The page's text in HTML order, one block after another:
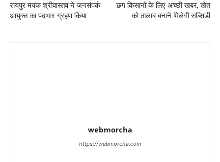
रायपुर मयंक श्रीवास्तव ने जनसंपर्क
आयुक्त का पदभार ग्रहण किया
छग किसानों के लिए अच्छी खबर, खेत
को तालाब बनाने मिलेगी सब्सिडी
webmorcha
https://webmorcha.com